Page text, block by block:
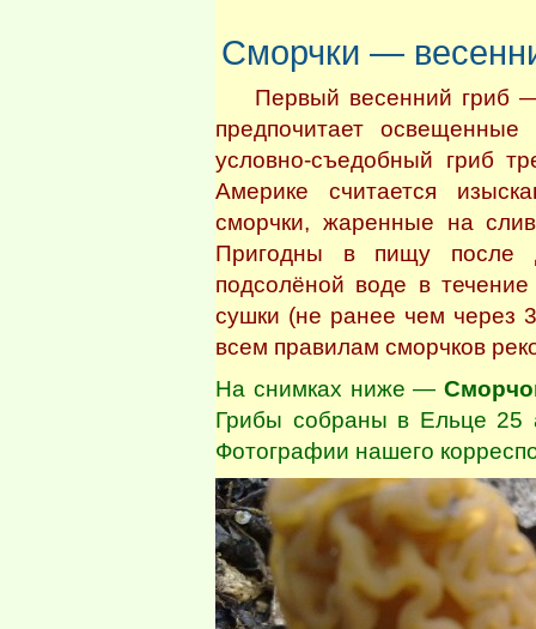
Сморчки —
Первый весенний гриб —
предпочитает
условно-съедобный гриб
Америке считается
сморчки, жаренные на
Пригодны в пищу после
подсолёной воде в
сушки (не ранее чем через
всем правилам сморчков
На снимках ниже —
Грибы собраны в Ельце 25
Фотографии нашего